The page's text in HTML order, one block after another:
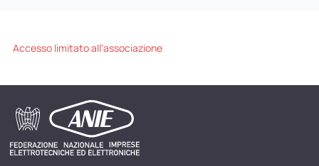
Accesso limitato all'associazione